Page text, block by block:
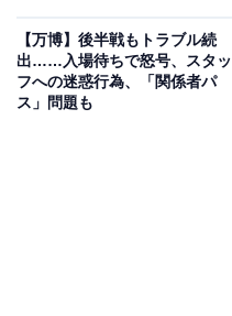
【万博】後半戦もトラブル続
出……入場待ちで怒号、スタッ
フへの迷惑行為、「関係者パ
ス」問題も